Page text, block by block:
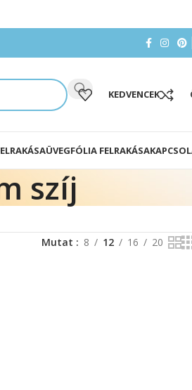
KEDVENCEK
ÜVEGFÓLIA FELRAKÁSA
szíj
Mutat 8 12 16 20